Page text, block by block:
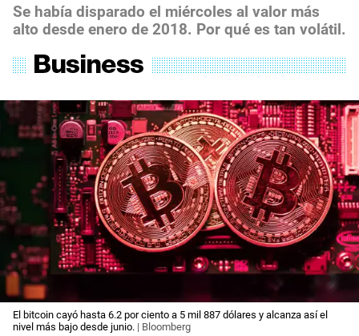
Se había disparado el miércoles al valor más
alto desde enero de 2018. Por qué es tan volátil.
El bitcoin cayó hasta 6.2 por ciento a 5 mil 887 dólares y alcanza así el
nivel más bajo desde junio. | Bloomberg